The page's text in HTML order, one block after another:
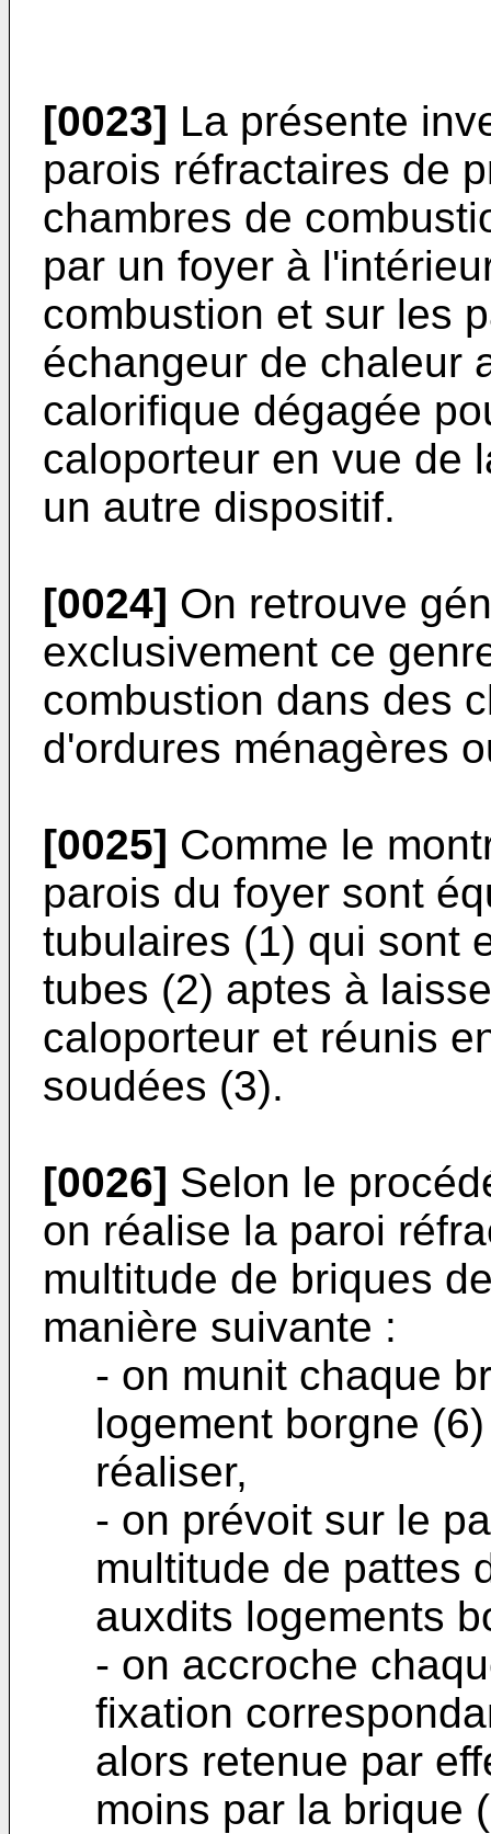
[0023] La présente
parois réfractaires de
chambres de
par un foyer à
combustion et sur les
échangeur de chaleur
calorifique dégagée
caloporteur en vue de
un autre dispositif.
[0024] On retrouve
exclusivement ce
combustion dans des
d'ordures ménagères
[0025] Comme le
parois du foyer sont
tubulaires (1) qui sont
tubes (2) aptes à
caloporteur et réunis
soudées (3).
[0026] Selon le
on réalise la paroi
multitude de briques
manière suivante :
- on munit chaque
logement borgne
réaliser,
- on prévoit sur le
multitude de pattes
auxdits logements
- on accroche
fixation
alors retenue par
moins par la brique